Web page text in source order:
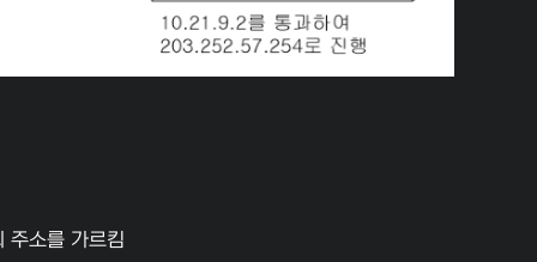
주소를 가르킴